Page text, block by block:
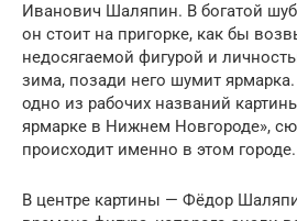
Иванович Шаляпин. В богатой
он стоит на пригорке, как бы
недосягаемой фигурой и
зима, позади него шумит
одно из рабочих названий
ярмарке в Нижнем Новгороде»,
происходит именно в этом городе.
В центре картины — Фёдор